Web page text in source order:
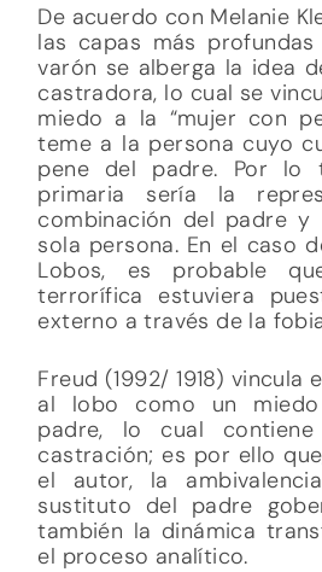
De acuerdo con Melanie
las capas más
varón se alberga la idea
castradora, lo cual se
miedo a la “mujer con
teme a la persona cuyo
pene del padre. Por lo
primaria sería la
combinación del padre y
sola persona. En el caso
Lobos, es probable
terrorífica estuviera
externo a través de la
Freud (1992/ 1918) vincula
al lobo como un miedo
padre, lo cual
castración; es por ello
el autor, la
sustituto del padre
también la dinámica
el proceso analítico.